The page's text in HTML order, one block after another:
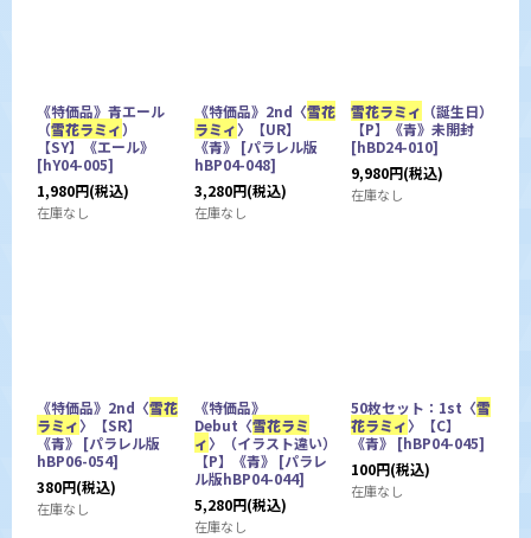
《特価品》青エール
（雪花ラミィ）
【SY】《エール》
[hY04-005]
1,980円(税込)
在庫なし
《特価品》2nd〈雪花
ラミィ〉【UR】
《青》 [パラレル版
hBP04-048]
3,280円(税込)
在庫なし
雪花ラミィ （誕生日）
【P】《青》未開封
[hBD24-010]
9,980円(税込)
在庫なし
《特価品》2nd〈雪花
ラミィ〉【SR】
《青》 [パラレル版
hBP06-054]
380円(税込)
在庫なし
《特価品》
Debut〈雪花ラミ
ィ〉（イラスト違い）
【P】《青》 [パラレ
ル版hBP04-044]
5,280円(税込)
在庫なし
50枚セット：1st〈雪
花ラミィ〉【C】
《青》 [hBP04-045]
100円(税込)
在庫なし